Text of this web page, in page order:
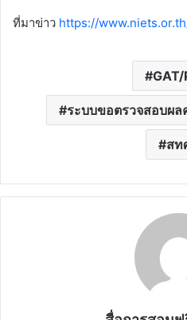
ที่มาข่าว https://
GAT/
ระบบขอตรวจสอบผ
สท